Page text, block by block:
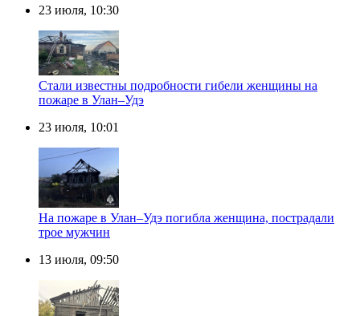
23 июля, 10:30
Стали известны подробности гибели женщины на
пожаре в Улан–Удэ
23 июля, 10:01
На пожаре в Улан–Удэ погибла женщина, пострадали
трое мужчин
13 июля, 09:50